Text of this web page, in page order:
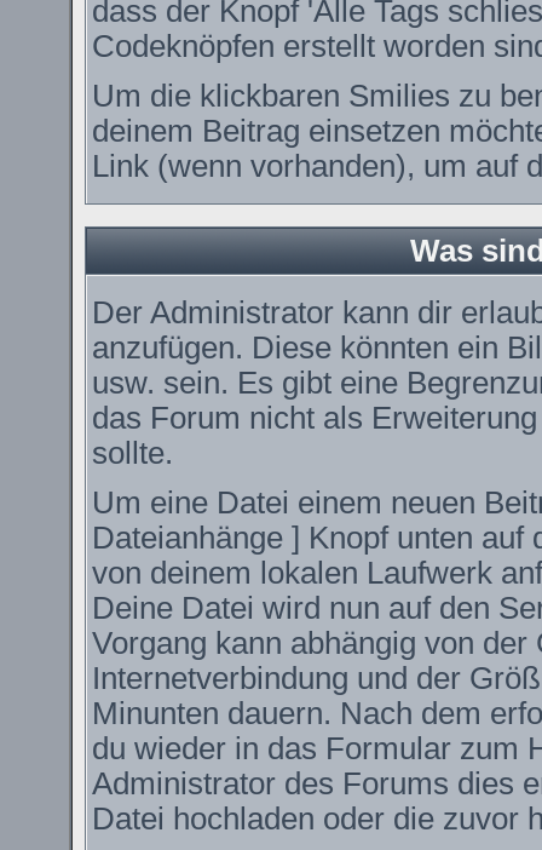
dass der Knopf 'Alle Tags
Codeknöpfen erstellt worden
Um die klickbaren Smilies zu
deinem Beitrag einsetzen
Link (wenn vorhanden), um auf
Was
Der Administrator kann dir
anzufügen. Diese könnten ein
usw. sein. Es gibt eine
das Forum nicht als
sollte.
Um eine Datei einem neuen
Dateianhänge ] Knopf unten
von deinem lokalen Laufwerk
Deine Datei wird nun auf den
Vorgang kann abhängig von
Internetverbindung und der
Minunten dauern. Nach dem
du wieder in das Formular zum
Administrator des Forums dies
Datei hochladen oder die zuvor